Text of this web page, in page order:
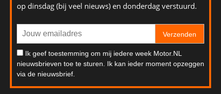
op dinsdag (bij veel nieuws) en donderdag verstuurd.
Verzenden
Ik geef toestemming om mij iedere week Motor.NL
nieuwsbrieven toe te sturen. Ik kan ieder moment opzeggen
via de nieuwsbrief.